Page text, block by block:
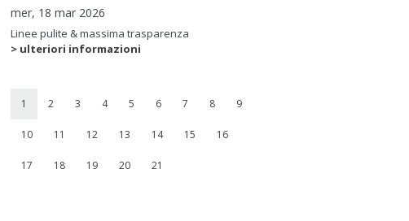
mer, 18 mar 2026
Linee pulite & massima trasparenza
> ulteriori informazioni
1 2 3 4 5 6 7 8 9
10 11 12 13 14 15 16
17 18 19 20 21